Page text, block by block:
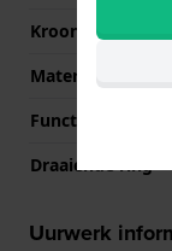
Kroon
Materiaal bezel
Functie ring
Draaiende ring
Uurwerk